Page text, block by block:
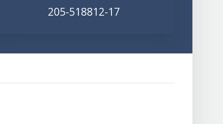
205-518812-17